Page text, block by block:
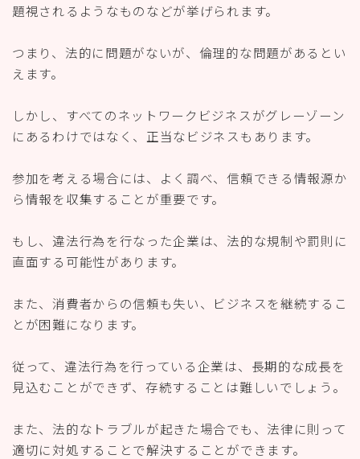
題視されるようなものなどが挙げられます。
つまり、法的に問題がないが、倫理的な問題があるとい
えます。
しかし、すべてのネットワークビジネスがグレーゾーン
にあるわけではなく、正当なビジネスもあります。
参加を考える場合には、よく調べ、信頼できる情報源か
ら情報を収集することが重要です。
もし、違法行為を行なった企業は、法的な規制や罰則に
直面する可能性があります。
また、消費者からの信頼も失い、ビジネスを継続するこ
とが困難になります。
従って、違法行為を行っている企業は、長期的な成長を
見込むことができず、存続することは難しいでしょう。
また、法的なトラブルが起きた場合でも、法律に則って
適切に対処することで解決することができます。